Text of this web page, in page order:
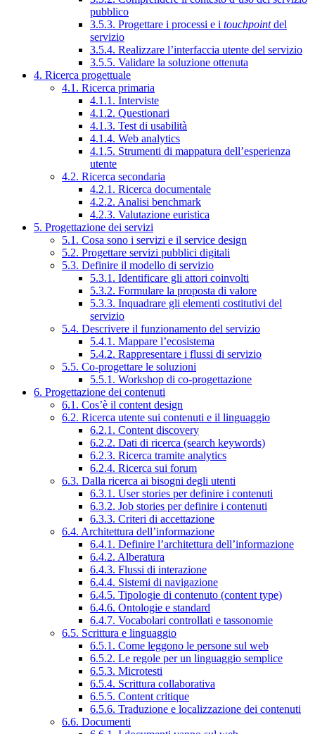
pubblico
3.5.3. Progettare i processi e i touchpointdel
servizio
3.5.4. Realizzare l’interfaccia utente del servizio
3.5.5. Validare la soluzione ottenuta
4. Ricerca progettuale
4.1. Ricerca primaria
4.1.1. Interviste
4.1.2. Questionari
4.1.3. Test di usabilità
4.1.4. Web analytics
4.1.5. Strumenti di mappatura dell’esperienza
utente
4.2. Ricerca secondaria
4.2.1. Ricerca documentale
4.2.2. Analisi benchmark
4.2.3. Valutazione euristica
5. Progettazione dei servizi
5.1. Cosa sono i servizi e il service design
5.2. Progettare servizi pubblici digitali
5.3. Definire il modello di servizio
5.3.1. Identificare gli attori coinvolti
5.3.2. Formulare la proposta di valore
5.3.3. Inquadrare gli elementi costitutivi del
servizio
5.4. Descrivere il funzionamento del servizio
5.4.1. Mappare l’ecosistema
5.4.2. Rappresentare i flussi di servizio
5.5. Co-progettare le soluzioni
5.5.1. Workshop di co-progettazione
6. Progettazione dei contenuti
6.1. Cos’è il content design
6.2. Ricerca utente sui contenuti e il linguaggio
6.2.1. Content discovery
6.2.2. Dati di ricerca (search keywords)
6.2.3. Ricerca tramite analytics
6.2.4. Ricerca sui forum
6.3. Dalla ricerca ai bisogni degli utenti
6.3.1. User stories per definire i contenuti
6.3.2. Job stories per definire i contenuti
6.3.3. Criteri di accettazione
6.4. Architettura dell’informazione
6.4.1. Definire l’architettura dell’informazione
6.4.2. Alberatura
6.4.3. Flussi di interazione
6.4.4. Sistemi di navigazione
6.4.5. Tipologie di contenuto (content type)
6.4.6. Ontologie e standard
6.4.7. Vocabolari controllati e tassonomie
6.5. Scrittura e linguaggio
6.5.1. Come leggono le persone sul web
6.5.2. Le regole per un linguaggio semplice
6.5.3. Microtesti
6.5.4. Scrittura collaborativa
6.5.5. Content critique
6.5.6. Traduzione e localizzazione dei contenuti
6.6. Documenti